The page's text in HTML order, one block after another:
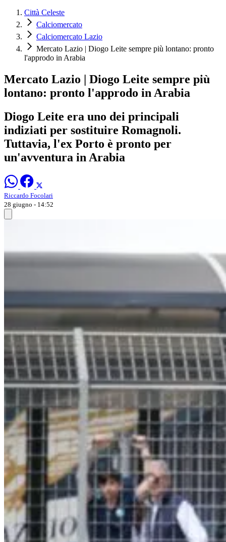
Città Celeste
Calciomercato
Calciomercato Lazio
Mercato Lazio | Diogo Leite sempre più lontano: pronto
l'approdo in Arabia
Mercato Lazio | Diogo Leite sempre più
lontano: pronto l'approdo in Arabia
Diogo Leite era uno dei principali
indiziati per sostituire Romagnoli.
Tuttavia, l'ex Porto è pronto per
un'avventura in Arabia
Riccardo Focolari
28 giugno - 14:52